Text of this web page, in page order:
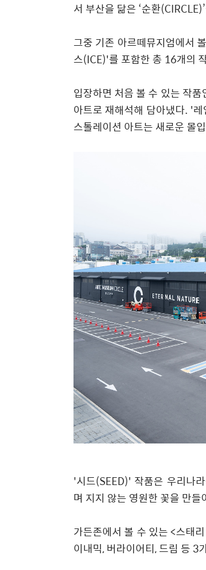
서 부산을 닮은 ‘순환
그중 기존 아르떼뮤지엄에서
스(ICE)'를 포함한 총 16개의
입장하면 처음 볼 수 있는 작품
아트로 재해석해 담아냈다. '
스톨레이션 아트는 새로운 몰
'시드(SEED)' 작품은 우리나
며 지지 않는 영원한 꽃을 만
가든존에서 볼 수 있는<스태
이내믹, 버라이어티, 드림 등 3